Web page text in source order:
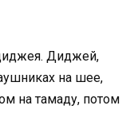
Диджей,
на шее,
на тамаду, потом